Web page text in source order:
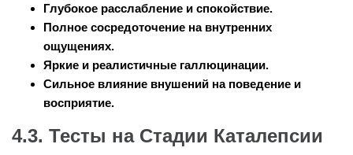
Глубокое расслабление и спокойствие.
Полное сосредоточение на внутренних
ощущениях.
Яркие и реалистичные галлюцинации.
Сильное влияние внушений на поведение и
восприятие.
4.3. Тесты на Стадии Каталепсии